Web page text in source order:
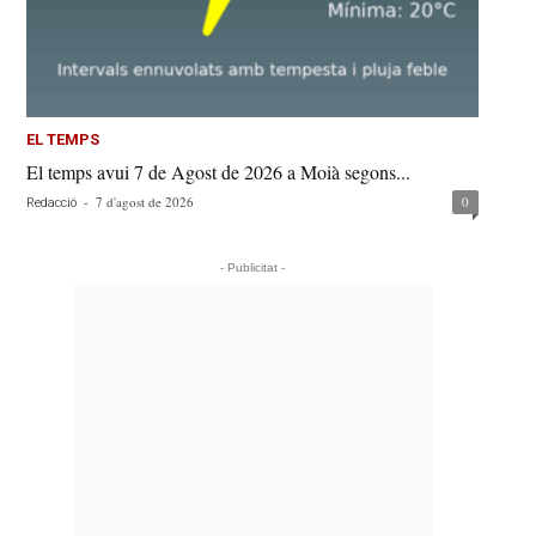
EL TEMPS
El temps avui 7 de Agost de 2026 a Moià segons...
Redacció - 7 d'agost de 2026 0
- Publicitat -